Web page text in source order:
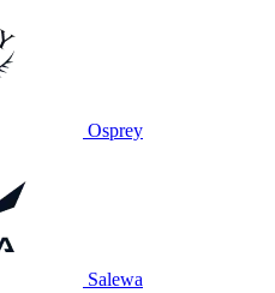
Osprey
Salewa